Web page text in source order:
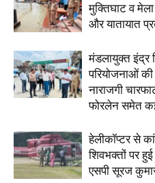
मुक्तिघाट व
और यातायात
मंडलायुक्त इंद्र
परियोजनाओं की
नाराजगी
फोरलेन समेत
हेलीकॉप्टर से
शिवभक्तों पर
एसपी सूरज